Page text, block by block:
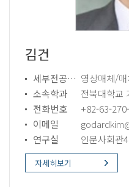
김건
세부전공분야
영상매체/
소속학과
전북대학교
전화번호
+82-63-
이메일
연구실
인문사회관
자세히보기